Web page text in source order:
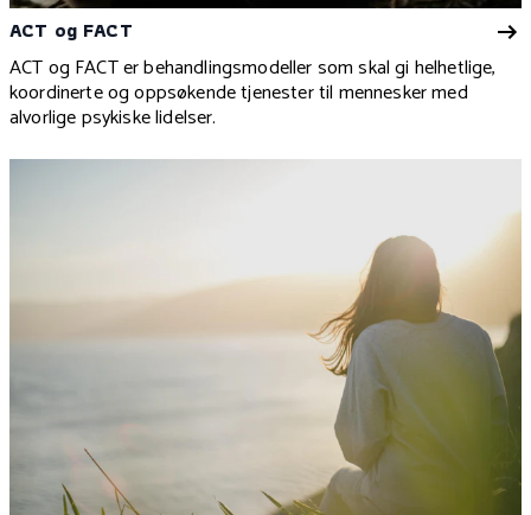
ACT og FACT
ACT og FACT er behandlingsmodeller som skal gi helhetlige,
koordinerte og oppsøkende tjenester til mennesker med
alvorlige psykiske lidelser.